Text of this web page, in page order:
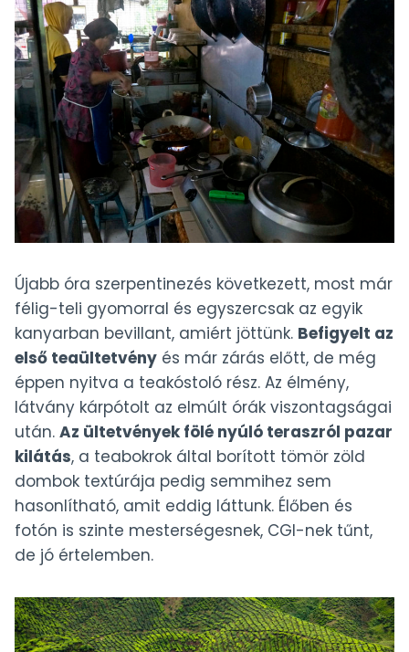
Újabb óra szerpentinezés következett, most már
félig-teli gyomorral és egyszercsak az egyik
kanyarban bevillant, amiért jöttünk. Befigyelt az
első teaültetvény és már zárás előtt, de még
éppen nyitva a teakóstoló rész. Az élmény,
látvány kárpótolt az elmúlt órák viszontagságai
után. Az ültetvények fölé nyúló teraszról pazar
kilátás, a teabokrok által borított tömör zöld
dombok textúrája pedig semmihez sem
hasonlítható, amit eddig láttunk. Élőben és
fotón is szinte mesterségesnek, CGI-nek tűnt,
de jó értelemben.